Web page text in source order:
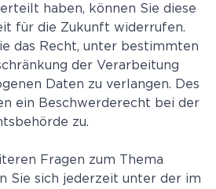
haben, können Sie diese
für die Zukunft widerrufen.
das Recht, unter bestimmten
der Verarbeitung
Daten zu verlangen. Des
ein Beschwerderecht bei der
zu.
Fragen zum Thema
Sie sich jederzeit unter der im